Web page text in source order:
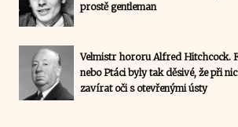
prostě gentleman
Velmistr hororu Alfred Hitchcock.
nebo Ptáci byly tak děsivé, že při
zavírat oči s otevřenými ústy